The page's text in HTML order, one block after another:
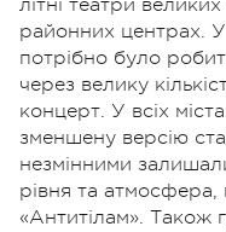
літні театри
районних центрах. У
потрібно було
через велику
концерт. У всіх
зменшену версію
незмінними
рівня та
«Антитілам». Також